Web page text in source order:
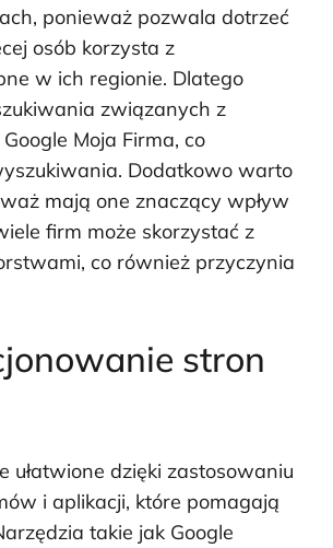
ponieważ pozwala dotrzeć
osób korzysta z
w ich regionie. Dlatego
związanych z
Moja Firma, co
Dodatkowo warto
mają one znaczący wpływ
firm może skorzystać z
co również przyczynia
stron
ułatwione dzięki zastosowaniu
i aplikacji, które pomagają
takie jak Google